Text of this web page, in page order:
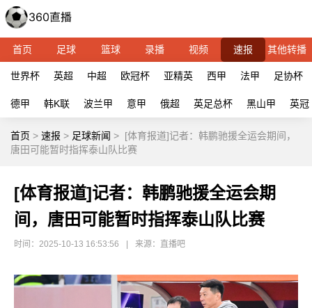
首页 足球 篮球 录播 视频 速报 其他转播
世界杯 英超 中超 欧冠杯 亚精英 西甲 法甲 足协杯
德甲 韩K联 波兰甲 意甲 俄超 英足总杯 黑山甲 英冠
首页 > 速报 > 足球新闻 > [体育报道]记者：韩鹏驰援全运会期间，
唐田可能暂时指挥泰山队比赛
[体育报道]记者：韩鹏驰援全运会期
间，唐田可能暂时指挥泰山队比赛
时间：2025-10-13 16:53:56 来源：直播吧